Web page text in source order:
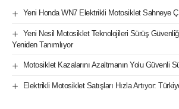
Yeni Honda WN7 Elektrikli Motosiklet Sahneye
Yeni Nesil Motosiklet Teknolojileri Sürüş
Yeniden Tanımlıyor
Motosiklet Kazalarını Azaltmanın Yolu Güvenli
Elektrikli Motosiklet Satışları Hızla Artıyor: